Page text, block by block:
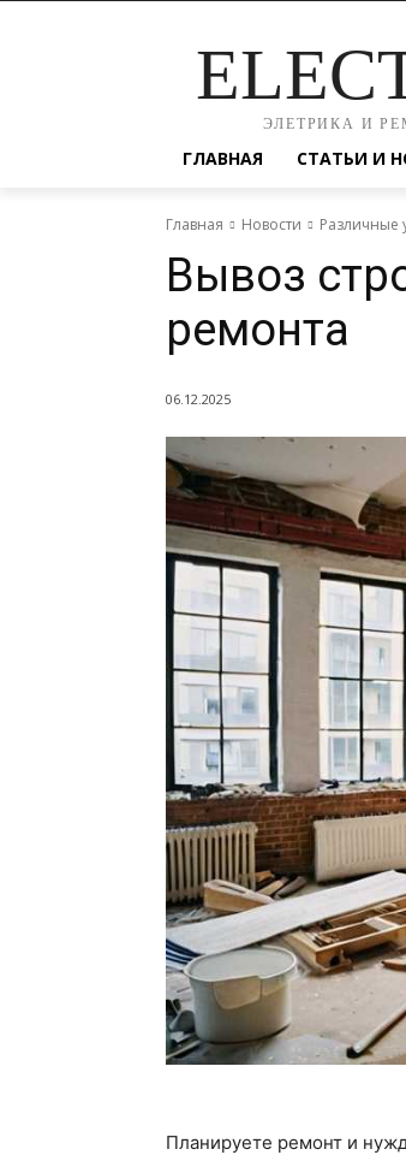
ЭЛЕТРИКА И
ГЛАВНАЯ СТАТЬИ И
Главная Новости Различные
Вывоз
ремонта
06.12.2025
Планируете ремонт и